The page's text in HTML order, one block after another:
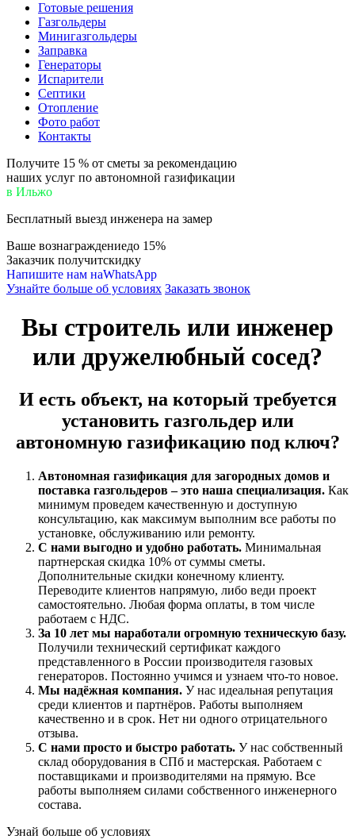
Готовые решения
Газгольдеры
Минигазгольдеры
Заправка
Генераторы
Испарители
Септики
Отопление
Фото работ
Контакты
Получите 15 % от сметы за рекомендацию
наших услуг по автономной газификации
в Ильжо
Бесплатный выезд инженера на замер
Ваше вознаграждениедо 15%
Заказчик получитскидку
Напишите нам наWhatsApp
Узнайте больше об условиях Заказать звонок
Вы строитель или инженер
или дружелюбный сосед?
И есть объект, на который требуется
установить газгольдер или
автономную газификацию под ключ?
Автономная газификация для загородных домов и
поставка газгольдеров – это наша специализация. Как
минимум проведем качественную и доступную
консультацию, как максимум выполним все работы по
установке, обслуживанию или ремонту.
С нами выгодно и удобно работать. Минимальная
партнерская скидка 10% от суммы сметы.
Дополнительные скидки конечному клиенту.
Переводите клиентов напрямую, либо веди проект
самостоятельно. Любая форма оплаты, в том числе
работаем с НДС.
За 10 лет мы наработали огромную техническую базу.
Получили технический сертификат каждого
представленного в России производителя газовых
генераторов. Постоянно учимся и узнаем что-то новое.
Мы надёжная компания. У нас идеальная репутация
среди клиентов и партнёров. Работы выполняем
качественно и в срок. Нет ни одного отрицательного
отзыва.
С нами просто и быстро работать. У нас собственный
склад оборудования в СПб и мастерская. Работаем с
поставщиками и производителями на прямую. Все
работы выполняем силами собственного инженерного
состава.
Узнай больше об условиях